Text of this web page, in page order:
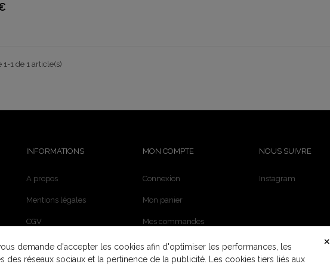
1-1 de 1 article(s)
INFORMATIONS
A propos
Mentions légales
CGV
Paiement sécurisé
Atelier Belle Epok - En
MON COMPTE
Connexion
Mon panier
Mes commandes
Nous contacter
NOUS SUIVRE
Instagram
×
demande d'accepter les cookies afin d'optimiser les performances, les
des réseaux sociaux et la pertinence de la publicité. Les cookies tiers liés aux